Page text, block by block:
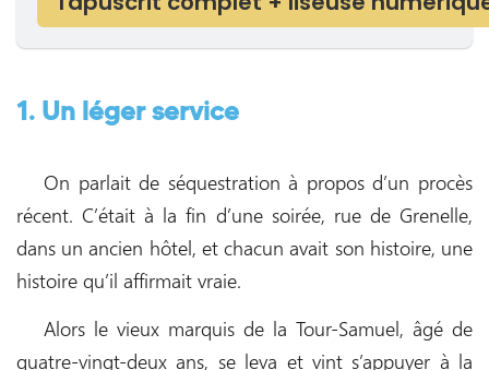
1. Un léger service
On parlait de séquestration à propos d’un procès
récent. C’était à la fin d’une soirée, rue de Grenelle,
dans un ancien hôtel, et chacun avait son histoire, une
histoire qu’il affirmait vraie.
Alors le vieux marquis de la Tour-Samuel, âgé de
quatre-vingt-deux ans, se leva et vint s’appuyer à la